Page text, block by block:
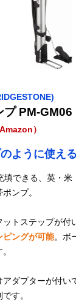
プ PM-GM06
）
ように使え
填できる、英・米
ンプ。
トステップが付
ピングが可能。ボ
アダプターが付い
す。